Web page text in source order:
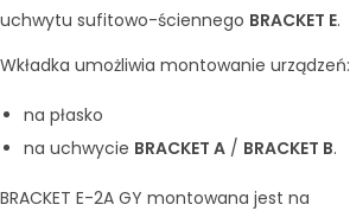
uchwytu sufitowo-ściennego BRACKET E.
Wkładka umożliwia montowanie urządzeń:
na płasko
na uchwycie BRACKET A / BRACKET B.
BRACKET E-2A GY montowana jest na